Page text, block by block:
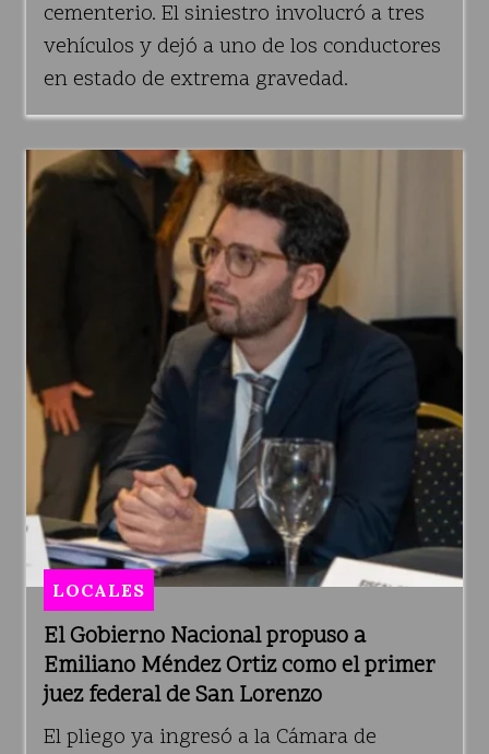
cementerio. El siniestro involucró a tres
vehículos y dejó a uno de los conductores
en estado de extrema gravedad.
El Gobierno Nacional propuso a
Emiliano Méndez Ortiz como el primer
juez federal de San Lorenzo
LOCALES
El pliego ya ingresó a la Cámara de